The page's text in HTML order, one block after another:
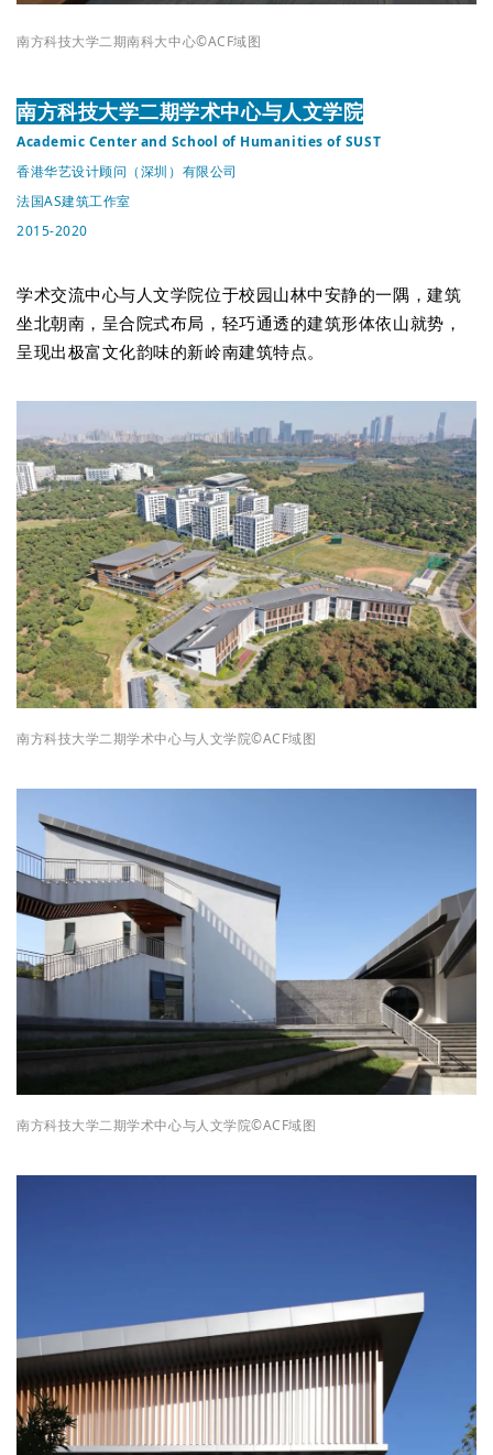
南方科技大学二期南科大中心©ACF域图
南方科技大学二期学术中心与人文学院
Academic Center and School of Humanities of SUST
香港华艺设计顾问（深圳）有限公司
法国AS建筑工作室
2015-2020
学术交流中心与人文学院位于校园山林中安静的一隅 ，建筑
坐北朝南，呈合院式布局， 轻巧通透的建筑形体依山就势，
呈现出极富文化韵味的新岭南建筑特点。
南方科技大学二期学术中心与人文学院©ACF域图
南方科技大学二期学术中心与人文学院©ACF域图